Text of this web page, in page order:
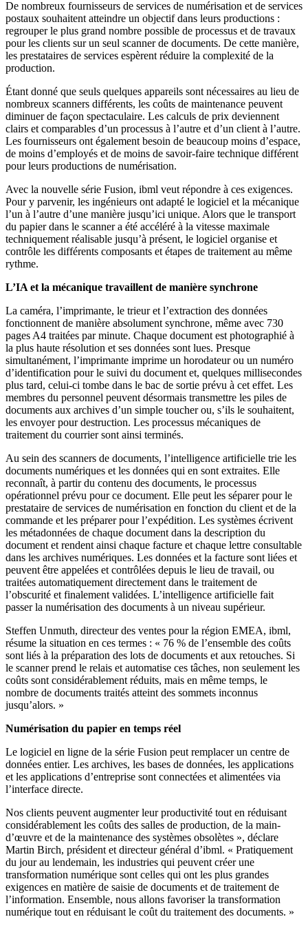
De nombreux fournisseurs de services de numérisation et de services
postaux souhaitent atteindre un objectif dans leurs productions :
regrouper le plus grand nombre possible de processus et de travaux
pour les clients sur un seul scanner de documents. De cette manière,
les prestataires de services espèrent réduire la complexité de la
production.
Étant donné que seuls quelques appareils sont nécessaires au lieu de
nombreux scanners différents, les coûts de maintenance peuvent
diminuer de façon spectaculaire. Les calculs de prix deviennent
clairs et comparables d’un processus à l’autre et d’un client à l’autre.
Les fournisseurs ont également besoin de beaucoup moins d’espace,
de moins d’employés et de moins de savoir-faire technique différent
pour leurs productions de numérisation.
Avec la nouvelle série Fusion, ibml veut répondre à ces exigences.
Pour y parvenir, les ingénieurs ont adapté le logiciel et la mécanique
l’un à l’autre d’une manière jusqu’ici unique. Alors que le transport
du papier dans le scanner a été accéléré à la vitesse maximale
techniquement réalisable jusqu’à présent, le logiciel organise et
contrôle les différents composants et étapes de traitement au même
rythme.
L’IA et la mécanique travaillent de manière synchrone
La caméra, l’imprimante, le trieur et l’extraction des données
fonctionnent de manière absolument synchrone, même avec 730
pages A4 traitées par minute. Chaque document est photographié à
la plus haute résolution et ses données sont lues. Presque
simultanément, l’imprimante imprime un horodateur ou un numéro
d’identification pour le suivi du document et, quelques millisecondes
plus tard, celui-ci tombe dans le bac de sortie prévu à cet effet. Les
membres du personnel peuvent désormais transmettre les piles de
documents aux archives d’un simple toucher ou, s’ils le souhaitent,
les envoyer pour destruction. Les processus mécaniques de
traitement du courrier sont ainsi terminés.
Au sein des scanners de documents, l’intelligence artificielle trie les
documents numériques et les données qui en sont extraites. Elle
reconnaît, à partir du contenu des documents, le processus
opérationnel prévu pour ce document. Elle peut les séparer pour le
prestataire de services de numérisation en fonction du client et de la
commande et les préparer pour l’expédition. Les systèmes écrivent
les métadonnées de chaque document dans la description du
document et rendent ainsi chaque facture et chaque lettre consultable
dans les archives numériques. Les données et la facture sont liées et
peuvent être appelées et contrôlées depuis le lieu de travail, ou
traitées automatiquement directement dans le traitement de
l’obscurité et finalement validées. L’intelligence artificielle fait
passer la numérisation des documents à un niveau supérieur.
Steffen Unmuth, directeur des ventes pour la région EMEA, ibml,
résume la situation en ces termes : « 76 % de l’ensemble des coûts
sont liés à la préparation des lots de documents et aux retouches. Si
le scanner prend le relais et automatise ces tâches, non seulement les
coûts sont considérablement réduits, mais en même temps, le
nombre de documents traités atteint des sommets inconnus
jusqu’alors. »
Numérisation du papier en temps réel
Le logiciel en ligne de la série Fusion peut remplacer un centre de
données entier. Les archives, les bases de données, les applications
et les applications d’entreprise sont connectées et alimentées via
l’interface directe.
Nos clients peuvent augmenter leur productivité tout en réduisant
considérablement les coûts des salles de production, de la main-
d’œuvre et de la maintenance des systèmes obsolètes », déclare
Martin Birch, président et directeur général d’ibml. « Pratiquement
du jour au lendemain, les industries qui peuvent créer une
transformation numérique sont celles qui ont les plus grandes
exigences en matière de saisie de documents et de traitement de
l’information. Ensemble, nous allons favoriser la transformation
numérique tout en réduisant le coût du traitement des documents. »